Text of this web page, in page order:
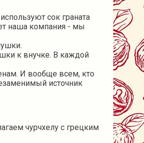
сок граната
наша компания - мы
к внучке. В каждой
И вообще всем, кто
источник
чурчхелу с грецким